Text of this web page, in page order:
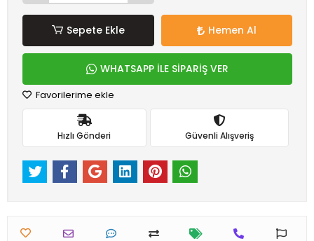
Sepete Ekle Hemen Al
WHATSAPP İLE SİPARİŞ VER
Favorilerime ekle
Hızlı Gönderi Güvenli Alışveriş